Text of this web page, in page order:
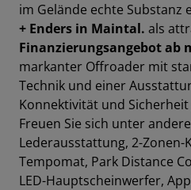
im Gelände echte Substanz
+ Enders in Maintal. als
Finanzierungsangebot ab
markanter Offroader mit
Technik und einer
Konnektivität und
Freuen Sie sich unter
Lederausstattung, 2-Zonen-
Tempomat, Park Distance
LED-Hauptscheinwerfer,